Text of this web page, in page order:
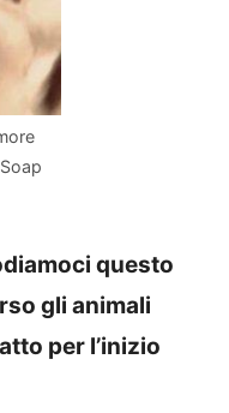
questo
gli animali
per l’inizio